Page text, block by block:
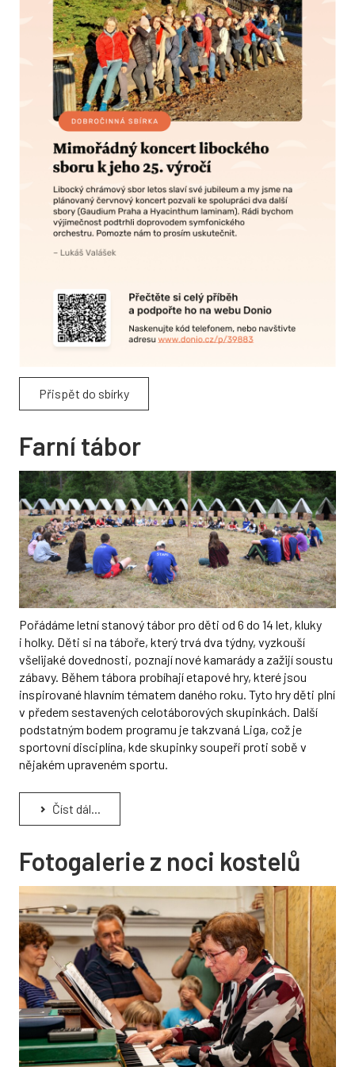
Přispět do sbírky
Farní tábor
Pořádáme letní stanový tábor pro děti od 6 do 14 let, kluky
i holky. Děti si na táboře, který trvá dva týdny, vyzkouší
všelijaké dovednosti, poznají nové kamarády a zažijí soustu
zábavy. Během tábora probíhají etapové hry, které jsou
inspirované hlavním tématem daného roku. Tyto hry děti plní
v předem sestavených celotáborových skupinkách. Další
podstatným bodem programu je takzvaná Liga, což je
sportovní disciplína, kde skupinky soupeří proti sobě v
nějakém upraveném sportu.
Číst dál...
Fotogalerie z noci kostelů